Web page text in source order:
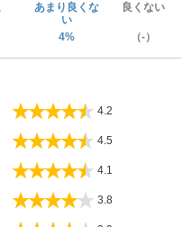
あまり良くな
い
良くない
4% （-）
4.2
4.5
4.1
3.8